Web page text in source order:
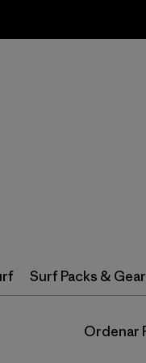
Surf Packs & Gear